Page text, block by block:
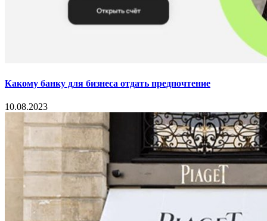
Какому банку для бизнеса отдать предпочтение
10.08.2023